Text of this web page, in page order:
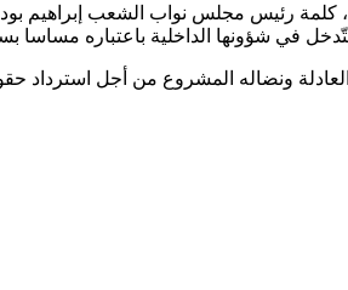
خلال أشغال المؤتمر يوم السبت 3 ماي الجاري،
ونضاله المشروع من أجل استرداد